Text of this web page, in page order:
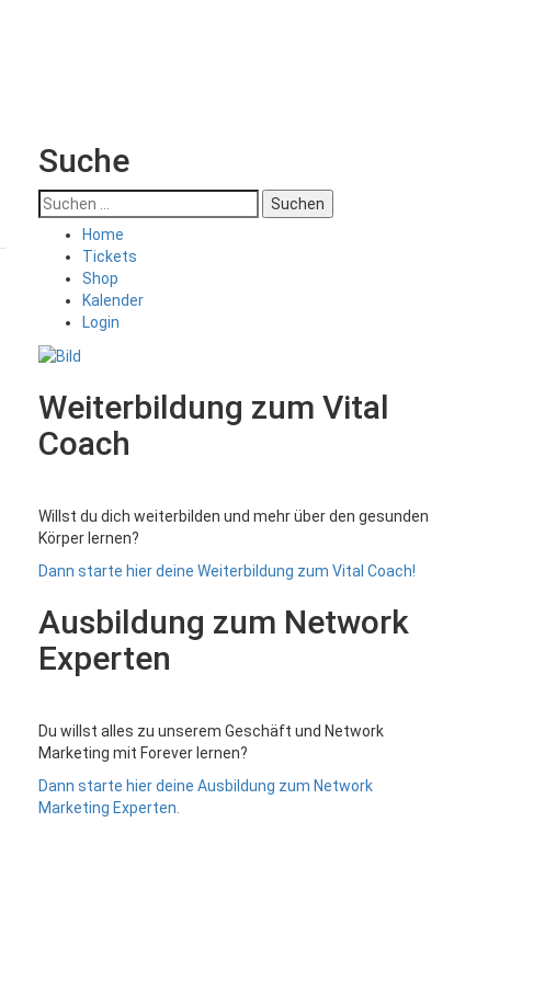
Suche
Suchen
nach:
Home
Tickets
Shop
Kalender
Login
Weiterbildung zum Vital
Coach
Willst du dich weiterbilden und mehr über den gesunden
Körper lernen?
Dann starte hier deine Weiterbildung zum Vital Coach!
Ausbildung zum Network
Experten
Du willst alles zu unserem Geschäft und Network
Marketing mit Forever lernen?
Dann starte hier deine Ausbildung zum Network
Marketing Experten.